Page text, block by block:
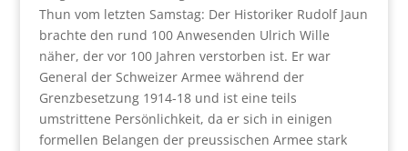
Thun vom letzten Samstag: Der Historiker Rudolf Jaun
brachte den rund 100 Anwesenden Ulrich Wille
näher, der vor 100 Jahren verstorben ist. Er war
General der Schweizer Armee während der
Grenzbesetzung 1914-18 und ist eine teils
umstrittene Persönlichkeit, da er sich in einigen
formellen Belangen der preussischen Armee stark